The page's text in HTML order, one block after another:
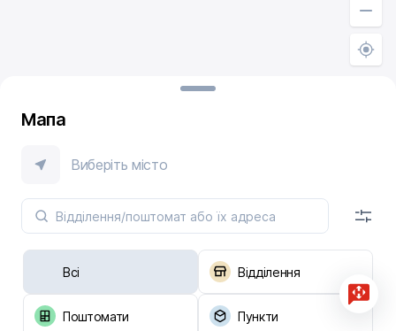
Мапа
Виберіть місто
Всі Відділення
Поштомати Пункти